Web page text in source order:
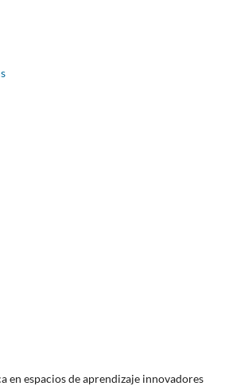
en espacios de aprendizaje innovadores